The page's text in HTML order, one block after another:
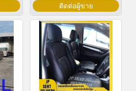
ติดต่อผู้ขาย